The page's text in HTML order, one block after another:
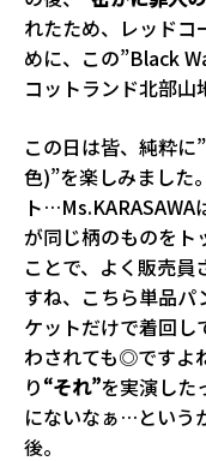
れたため、レッドコ
めに、この”Black
コットランド北部山
この日は皆、純粋
色)”を楽しみました
ト
が同じ柄のものをト
ことで、よく販売
すね、こちら単品パ
ケットだけで着回し
わされても◎ですよ
り“それ”を実演した
にないなぁ…という
後。